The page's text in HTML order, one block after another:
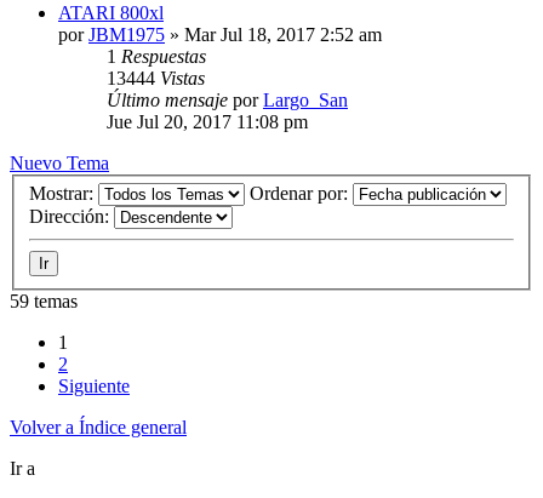
ATARI 800xl
porJBM1975 » Mar Jul 18, 2017 2:52 am
1 Respuestas
13444 Vistas
Último mensaje porLargo_San
Jue Jul 20, 2017 11:08 pm
Nuevo Tema
Mostrar:
Ordenar por:
Dirección:
59 temas
1
2
Siguiente
Volver a Índice general
Ir a